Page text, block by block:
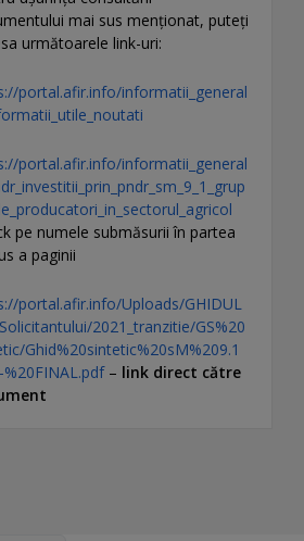
mai sus menţionat, puteţi
următoarele link-uri:
portal.afir.info/informatii_general
portal.afir.info/informatii_general
pe numele submăsurii în partea
a paginii
portal.afir.info/Uploads/GHIDUL
2021_tranzitie/GS%20
Ghid%20sintetic%20sM%209.1
%20FINAL.pdf– link direct către